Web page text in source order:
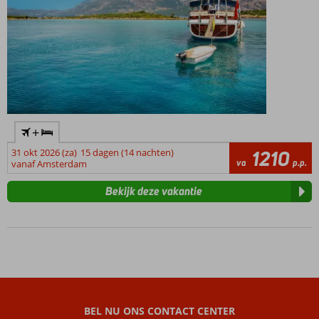
Incl.
bitterballen
en
kroketten!
+
31 okt 2026 (za) 15 dagen (14 nachten)
vanaf Amsterdam
va 1210 p.p.
Bekijk deze vakantie
BEL NU ONS CONTACT CENTER